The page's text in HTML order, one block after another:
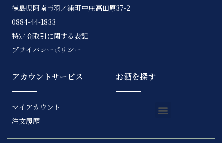
徳島県阿南市羽ノ浦町中庄高田原37-2
0884-44-1833
特定商取引に関する表記
プライバシーポリシー
アカウントサービス
マイアカウント
注文履歴
お酒を探す